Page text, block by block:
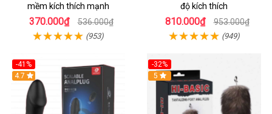
mềm kích thích mạnh
370.000₫ 536.000₫
(953)
độ kích thích
810.000₫ 953.000₫
(949)
-41%
Hot
4.7
-32%
Hot
5